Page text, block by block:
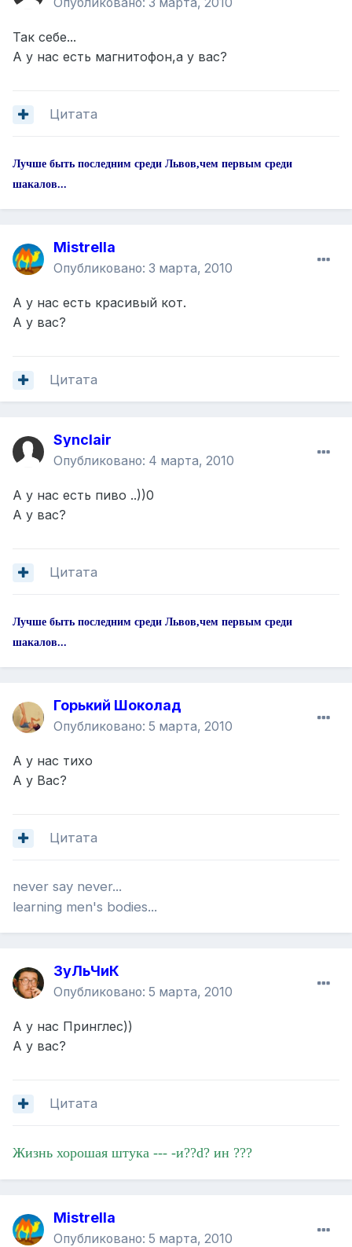
Опубликовано: 3 марта, 2010
Так себе...
А у нас есть магнитофон,а у вас?
Цитата
Лучше быть последним среди Львов,чем первым среди
шакалов...
Mistrella
Опубликовано: 3 марта, 2010
А у нас есть красивый кот.
А у вас?
Цитата
Synclair
Опубликовано: 4 марта, 2010
А у нас есть пиво ..))0
А у вас?
Цитата
Лучше быть последним среди Львов,чем первым среди
шакалов...
Горький Шоколад
Опубликовано: 5 марта, 2010
А у нас тихо
А у Вас?
Цитата
never say never...
learning men's bodies...
ЗуЛьЧиК
Опубликовано: 5 марта, 2010
А у нас Принглес))
А у вас?
Цитата
Жизнь хорошая штука --- -и??d? ин ???
Mistrella
Опубликовано: 5 марта, 2010